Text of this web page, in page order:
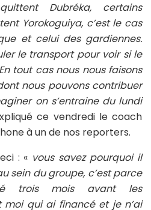
Dubréka, certains
Yorokoguiya, c’est le cas
et celui des gardiennes.
le transport pour voir si le
tout cas nous nous faisons
nous pouvons contribuer
on s’entraine du lundi
ce vendredi le coach
à un de nos reporters.
: « vous savez pourquoi il
sein du groupe, c’est parce
trois mois avant les
moi qui ai financé et je n’ai